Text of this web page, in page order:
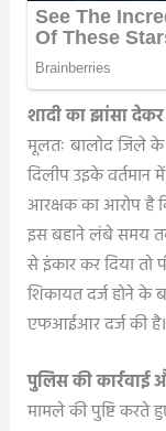
शादी का झांसा
मूलतः बालोद जिले के
दिलीप उइके वर्तमान
आरक्षक का आरोप है
इस बहाने लंबे समय
से इंकार कर दिया तो
शिकायत दर्ज होने के
एफआईआर दर्ज की है।
पुलिस की कार्रवाई
मामले की पुष्टि करते